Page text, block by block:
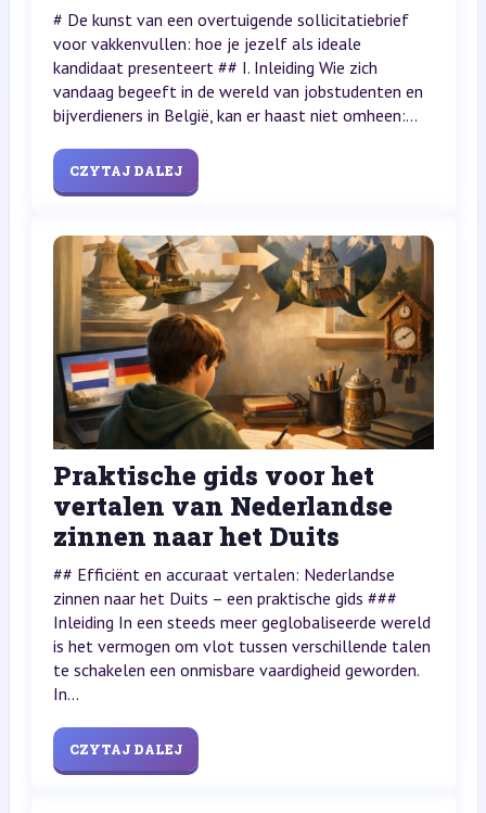
# De kunst van een overtuigende sollicitatiebrief
voor vakkenvullen: hoe je jezelf als ideale
kandidaat presenteert ## I. Inleiding Wie zich
vandaag begeeft in de wereld van jobstudenten en
bijverdieners in België, kan er haast niet omheen:...
CZYTAJ DALEJ
Praktische gids voor het
vertalen van Nederlandse
zinnen naar het Duits
## Efficiënt en accuraat vertalen: Nederlandse
zinnen naar het Duits – een praktische gids ###
Inleiding In een steeds meer geglobaliseerde wereld
is het vermogen om vlot tussen verschillende talen
te schakelen een onmisbare vaardigheid geworden.
In...
CZYTAJ DALEJ